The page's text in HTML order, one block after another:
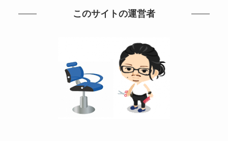
このサイトの運営者